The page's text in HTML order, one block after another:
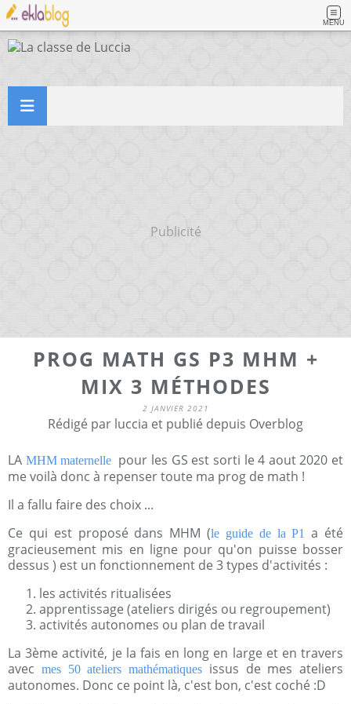
MENU
Publicité
PROG MATH GS P3 MHM +
MIX 3 MÉTHODES
2 JANVIER 2021
Rédigé par luccia et publié depuis Overblog
LA MHM maternelle pour les GS est sorti le 4 aout 2020 et
me voilà donc à repenser toute ma prog de math !
Il a fallu faire des choix ...
Ce qui est proposé dans MHM (le guide de la P1
a été
gracieusement mis en ligne pour qu'on puisse bosser
dessus ) est un fonctionnement de 3 types d'activités :
les activités ritualisées
apprentissage (ateliers dirigés ou regroupement)
activités autonomes ou plan de travail
La 3ème activité, je la fais en long en large et en travers
avec mes 50 ateliers mathématiques issus de mes ateliers
autonomes. Donc ce point là, c'est bon, c'est coché :D